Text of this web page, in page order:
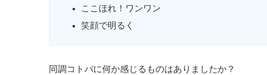
ここほれ！ワンワン
笑顔で明るく
同調コトバに何か感じるものはありましたか？